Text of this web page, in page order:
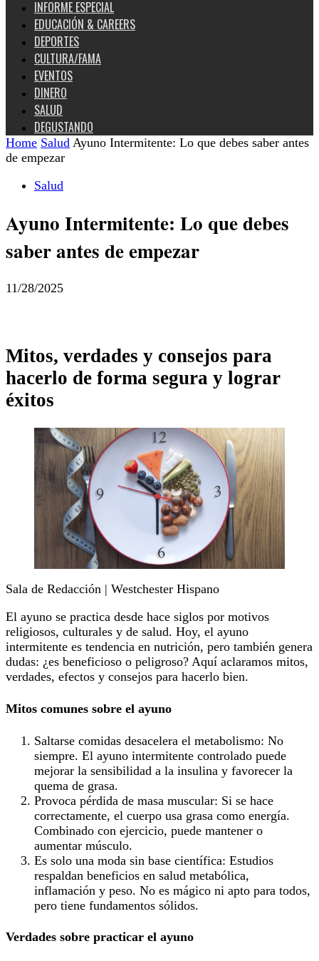
INFORME ESPECIAL
EDUCACIÓN & CAREERS
DEPORTES
CULTURA/FAMA
EVENTOS
DINERO
SALUD
DEGUSTANDO
Home Salud Ayuno Intermitente: Lo que debes saber antes
de empezar
Salud
Ayuno Intermitente: Lo que debes
saber antes de empezar
11/28/2025
Mitos, verdades y consejos para
hacerlo de forma segura y lograr
éxitos
Sala de Redacción | Westchester Hispano
El ayuno se practica desde hace siglos por motivos
religiosos, culturales y de salud. Hoy, el ayuno
intermitente es tendencia en nutrición, pero también genera
dudas: ¿es beneficioso o peligroso? Aquí aclaramos mitos,
verdades, efectos y consejos para hacerlo bien.
Mitos comunes sobre el ayuno
Saltarse comidas desacelera el metabolismo: No
siempre. El ayuno intermitente controlado puede
mejorar la sensibilidad a la insulina y favorecer la
quema de grasa.
Provoca pérdida de masa muscular: Si se hace
correctamente, el cuerpo usa grasa como energía.
Combinado con ejercicio, puede mantener o
aumentar músculo.
Es solo una moda sin base científica: Estudios
respaldan beneficios en salud metabólica,
inflamación y peso. No es mágico ni apto para todos,
pero tiene fundamentos sólidos.
Verdades sobre practicar el ayuno